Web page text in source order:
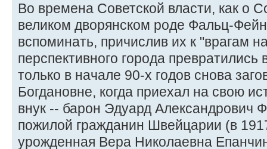
Во времена Советской власти, как о
великом дворянском роде Фальц-
вспоминать, причислив их к "врагам
перспективного города
только в начале 90-х годов снова
Богдановне, когда приехал на свою
внук -- барон Эдуард Александрович
пожилой гражданин Швейцарии (в
урожденная Вера Николаевна